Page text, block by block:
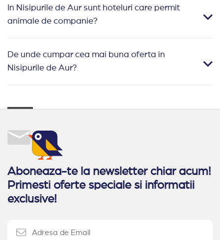
In Nisipurile de Aur sunt hoteluri care permit
animale de companie?
De unde cumpar cea mai buna oferta in
Nisipurile de Aur?
Aboneaza-te la newsletter chiar acum!
Primesti oferte speciale si informatii
exclusive!